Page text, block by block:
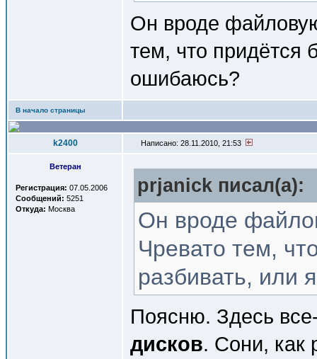
Он вроде
тем, что придётся
ошибаюсь?
В начало страницы
k2400 Написано: 28.11.2010, 21:53
Ветеран
Регистрация: 07.05.2006
Сообщений: 5251
Откуда: Москва
prjanick писал(a):
Он вроде
Чревато тем,
разбивать, или
Поясню. Здесь
дисков. Сони, как